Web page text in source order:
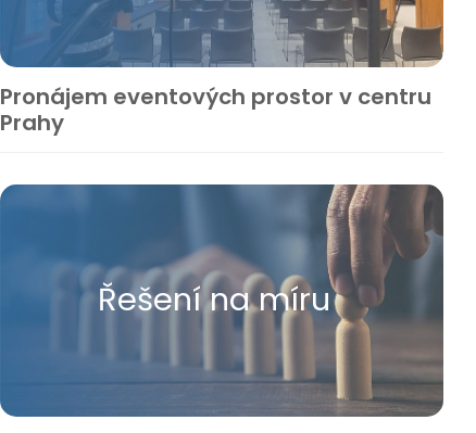
Pronájem eventových prostor v centru
Prahy
Řešení na míru